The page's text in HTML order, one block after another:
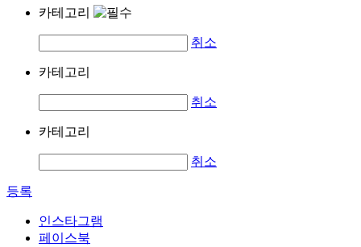
카테고리
취소
카테고리
취소
카테고리
취소
등록
인스타그램
페이스북